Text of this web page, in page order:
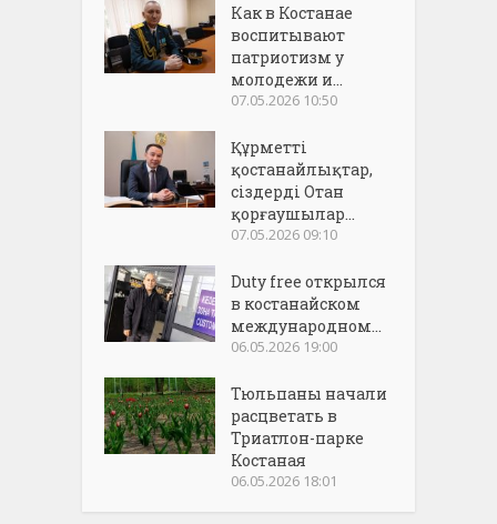
Как в Костанае
воспитывают
патриотизм у
молодежи и...
07.05.2026 10:50
Құрметті
қостанайлықтар,
сіздерді Отан
қорғаушылар...
07.05.2026 09:10
Duty free открылся
в костанайском
международном...
06.05.2026 19:00
Тюльпаны начали
расцветать в
Триатлон-парке
Костаная
06.05.2026 18:01